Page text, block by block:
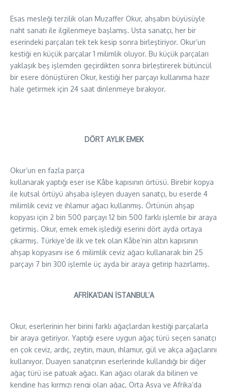
Esas mesleği terzilik olan Muzaffer Okur, ahşabın büyüsüyle
naht sanatı ile ilgilenmeye başlamış. Usta sanatçı, her bir
eserindeki parçaları tek tek kesip sonra birleştiriyor. Okur’un
kestiği en küçük parçalar 1 milimlik oluyor. Bu küçük parçaları
yaklaşık beş işlemden geçirdikten sonra birleştirerek bütüncül
bir esere dönüştüren Okur, kestiği her parçayı kullanıma hazır
hale getirmek için 24 saat dinlenmeye bırakıyor.
DÖRT AYLIK EMEK
Okur’un en fazla parça
kullanarak yaptığı eser ise Kâbe kapısının örtüsü. Birebir kopya
ile kutsal örtüyü ahşaba işleyen duayen sanatçı, bu eserde 4
milimlik ceviz ve ıhlamur ağacı kullanmış. Örtünün ahşap
kopyası için 2 bin 500 parçayı 12 bin 500 farklı işlemle bir araya
getirmiş. Okur, emek emek işlediği eserini dört ayda ortaya
çıkarmış. Türkiye’de ilk ve tek olan Kâbe’nin altın kapısının
ahşap kopyasını ise 6 milimlik ceviz ağacı kullanarak bin 25
parçayı 7 bin 300 işlemle üç ayda bir araya getirip hazırlamış.
AFRİKA’DAN İSTANBUL’A
Okur, eserlerinin her birini farklı ağaçlardan kestiği parçalarla
bir araya getiriyor. Yaptığı esere uygun ağaç türü seçen sanatçı
en çok ceviz, ardıç, zeytin, maun, ıhlamur, gül ve akça ağaçlarını
kullanıyor. Duayen sanatçının eserlerinde kullandığı bir diğer
ağaç türü ise patuak ağacı. Kan ağacı olarak da bilinen ve
kendine has kırmızı rengi olan ağaç, Orta Asya ve Afrika’da